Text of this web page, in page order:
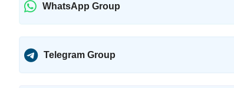
WhatsApp Group
Telegram Group